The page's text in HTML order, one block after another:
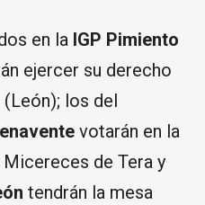
en la IGP Pimiento
ejercer su derecho
los del
votarán en la
de Tera y
tendrán la mesa